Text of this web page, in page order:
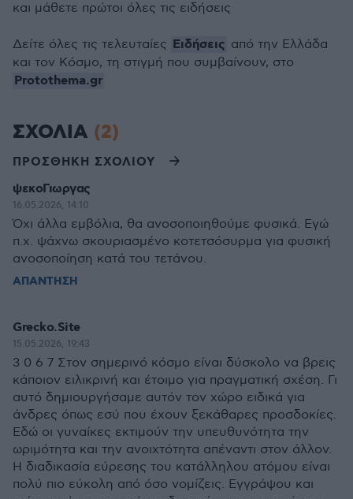
και μάθετε πρώτοι όλες τις ειδήσεις
Δείτε όλες τις τελευταίες Ειδήσεις από την Ελλάδα
και τον Κόσμο, τη στιγμή που συμβαίνουν, στο
Protothema.gr
ΣΧΟΛΙΑ (2)
ΠΡΟΣΘΗΚΗ ΣΧΟΛΙΟΥ
ψεκοΓιωργας
16.05.2026, 14:10
Όχι άλλα εμβόλια, θα ανοσοποιηθούμε φυσικά. Εγώ
π.χ. ψάχνω σκουριασμένο κοτετσόσυρμα για φυσική
ανοσοποίηση κατά του τετάνου.
ΑΠΑΝΤΗΣΗ
Grecko.Site
15.05.2026, 19:43
3 0 6 7 Στον σημερινό κόσμο είναι δύσκολο να βρεις
κάποιον ειλικρινή και έτοιμο για πραγματική σχέση. Γι
αυτό δημιουργήσαμε αυτόν τον χώρο ειδικά για
άνδρες όπως εσύ που έχουν ξεκάθαρες προσδοκίες.
Εδώ οι γυναίκες εκτιμούν την υπευθυνότητα την
ωριμότητα και την ανοιχτότητα απέναντι στον άλλον.
Η διαδικασία εύρεσης του κατάλληλου ατόμου είναι
πολύ πιο εύκολη από όσο νομίζεις. Εγγράψου και